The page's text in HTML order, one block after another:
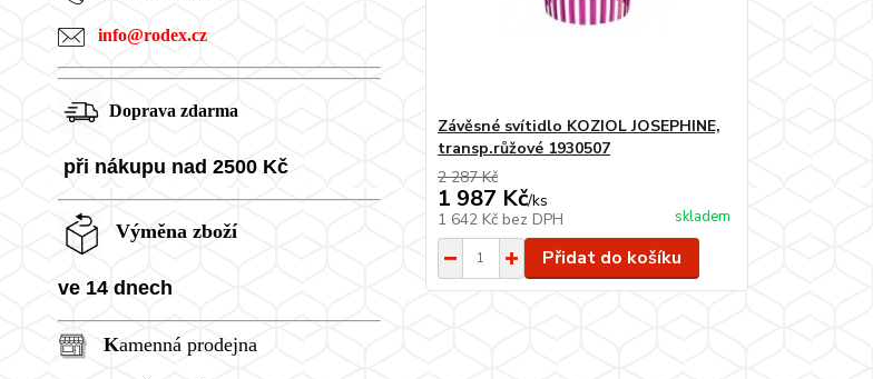
info@rodex.cz
Doprava zdarma
při nákupu nad 2500 Kč
Výměna zboží
ve 14 dnech
Kamenná prodejna
Závěsné svítidlo KOZIOL JOSEPHINE,
transp.růžové 1930507
2 287 Kč
1 987 Kč/ks
1 642 Kč bez DPH skladem
Přidat do košíku